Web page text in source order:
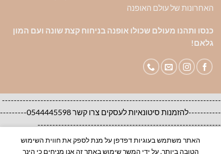
האחרונות של עולם האופנה
כנסו ותהנו מעולם שכולו אופנה בניחוח קצת שונה ועם המון
גלאם!
--------------------------------------------------------------------------
-----------להזמנות סיטונאיות לעסקים צרו קשר 0544445598---------
--------------------------------------------------------------
אודות צור קשר שאלות ותשובות
האתר משתמש בעוגיות דפדפן על מנת לספק את חווית השימוש
הטובה ביותר, על ידי המשך שימוש באתר זה אנו מניחים כי הינך